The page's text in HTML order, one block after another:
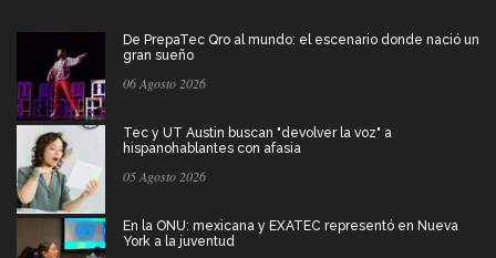
De PrepaTec Qro al mundo: el escenario donde nació un
gran sueño
06 Agosto 2026
Tec y UT Austin buscan "devolver la voz" a
hispanohablantes con afasia
05 Agosto 2026
En la ONU: mexicana y EXATEC representó en Nueva
York a la juventud